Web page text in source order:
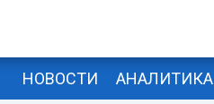
НОВОСТИ АНАЛИТИКА